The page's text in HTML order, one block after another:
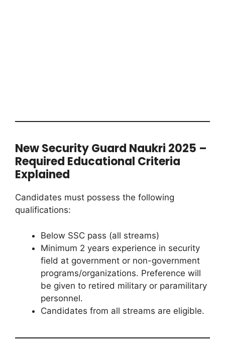
New Security Guard Naukri 2025 –
Required Educational Criteria
Explained
Candidates must possess the following
qualifications:
Below SSC pass (all streams)
Minimum 2 years experience in security
field at government or non-government
programs/organizations. Preference will
be given to retired military or paramilitary
personnel.
Candidates from all streams are eligible.